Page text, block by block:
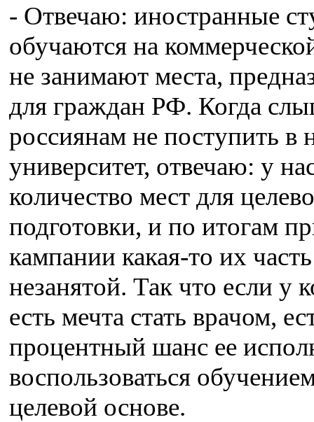
- Отвечаю: иностранные
обучаются на
не занимают места,
для граждан РФ. Когда
россиянам не поступить в
университет, отвечаю: у
количество мест для
подготовки, и по итогам
кампании какая-то их
незанятой. Так что если у
есть мечта стать врачом,
процентный шанс ее
воспользоваться
целевой основе.